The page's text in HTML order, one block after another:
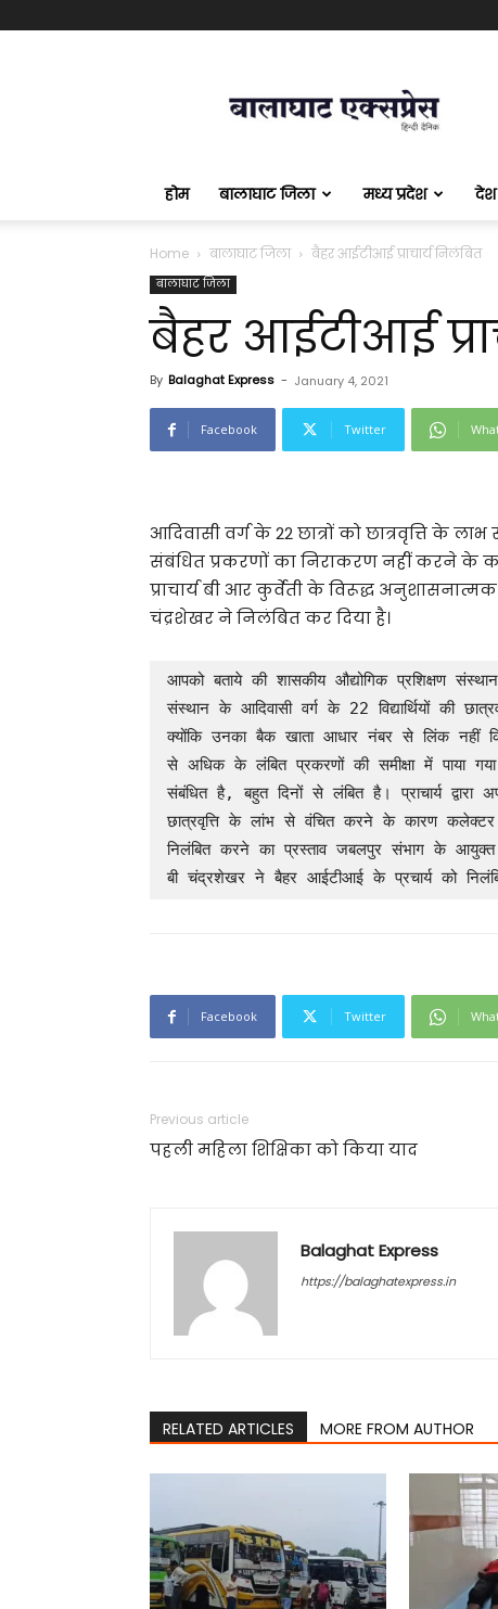
एक्सप्रेस
होम बालाघाट जिला मध्य प्रदेश देश
Home बालाघाट जिला बैहर आईटीआई प्राचार्य निलंबित
बालाघाट जिला
बैहर आईटीआई
By Balaghat Express - January 4, 2021
Facebook Twitter
आदिवासी वर्ग के 22 छात्रों को छात्रवृत्ति के
संबंधित प्रकरणों का निराकरण नहीं करने के
प्राचार्य बी आर कुर्वेती के विरूद्ध
चंद्रशेखर ने निलंबित कर दिया है।
आपको बताये की शासकीय औद्योगिक प्रशिक्षण
संस्थान के आदिवासी वर्ग के 22 विद्यार्थियों की
क्योंकि उनका बैक खाता आधार नंबर से लिंक नहीं
से अधिक के लंबित प्रकरणों की समीक्षा में पाया
संबंधित है, बहुत दिनों से लंबित है। प्राचार्य द्वारा
छात्रवृत्ति के लांभ से वंचित करने के कारण कलेक्टर
निलंबित करने का प्रस्ताव जबलपुर संभाग के
बी चंद्रशेखर ने बैहर आईटीआई के प्रचार्य को
Facebook Twitter
Previous article
पहली महिला शिक्षिका को किया याद
Balaghat Express
https://balaghatexpress.in
RELATED ARTICLES MORE FROM AUTHOR